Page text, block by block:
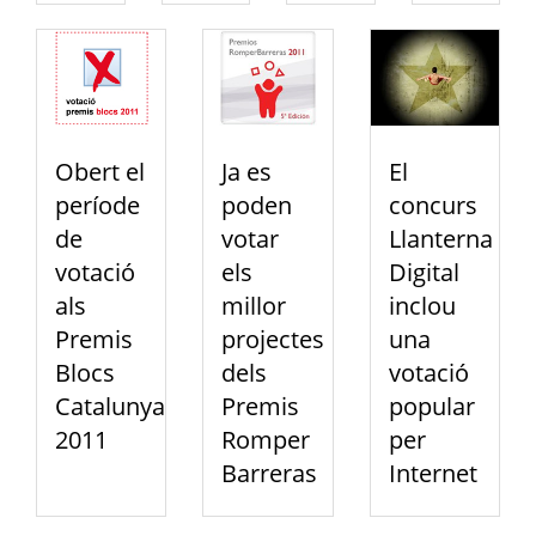
Obert el
període
de
votació
als
Premis
Blocs
Catalunya
2011
Ja es
poden
votar
els
millor
projectes
dels
Premis
Romper
Barreras
El
concurs
Llanterna
Digital
inclou
una
votació
popular
per
Internet